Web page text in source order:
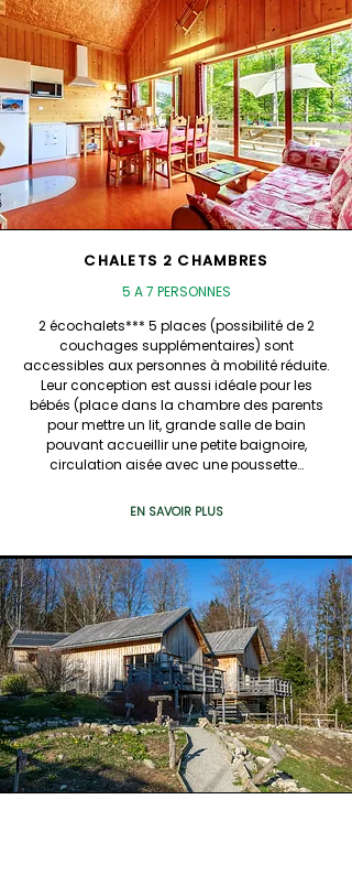
CHALETS 2 CHAMBRES
5 A 7 PERSONNES
2 écochalets*** 5 places (possibilité de 2
couchages supplémentaires) sont
accessibles aux personnes à mobilité réduite.
Leur conception est aussi idéale pour les
bébés (place dans la chambre des parents
pour mettre un lit, grande salle de bain
pouvant accueillir une petite baignoire,
circulation aisée avec une poussette…
EN SAVOIR PLUS